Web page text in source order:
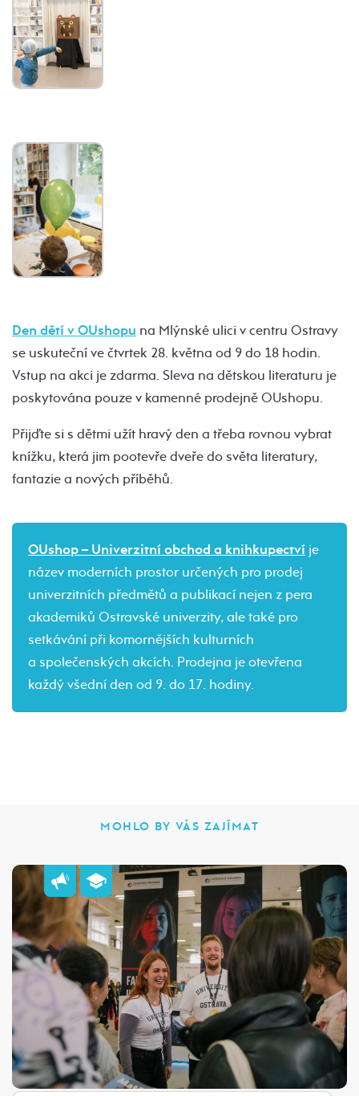
Den dětí v OUshopu na Mlýnské ulici v centru Ostravy
se uskuteční ve čtvrtek 28. května od 9 do 18 hodin.
Vstup na akci je zdarma. Sleva na dětskou literaturu je
poskytována pouze v kamenné prodejně OUshopu.
Přijďte si s dětmi užít hravý den a třeba rovnou vybrat
knížku, která jim pootevře dveře do světa literatury,
fantazie a nových příběhů.
OUshop – Univerzitní obchod a knihkupectví je
název moderních prostor určených pro prodej
univerzitních předmětů a publikací nejen z pera
akademiků Ostravské univerzity, ale také pro
setkávání při komornějších kulturních
a společenských akcích. Prodejna je otevřena
každý všední den od 9. do 17. hodiny.
MOHLO BY VÁS ZAJÍMAT